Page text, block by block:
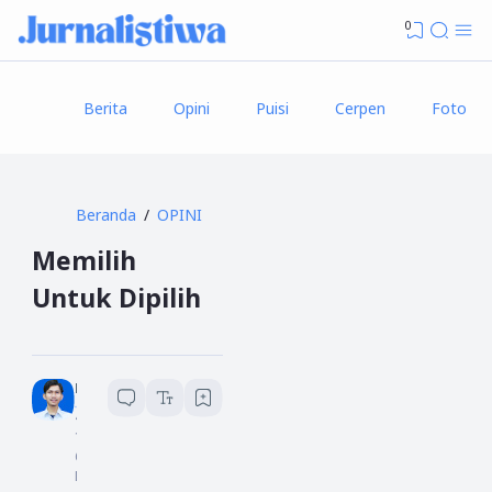
0
Berita Opini Puisi Cerpen Foto
Beranda OPINI
Memilih
Untuk Dipilih
4
1
6
N